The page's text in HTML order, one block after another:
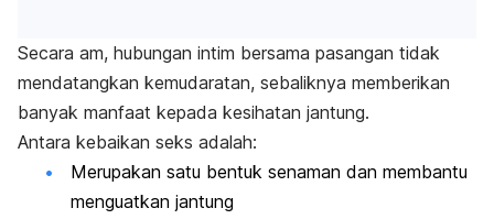
Secara am, hubungan intim bersama pasangan tidak
mendatangkan kemudaratan, sebaliknya memberikan
banyak manfaat kepada kesihatan jantung.
Antara kebaikan seks adalah:
Merupakan satu bentuk senaman dan membantu
menguatkan jantung